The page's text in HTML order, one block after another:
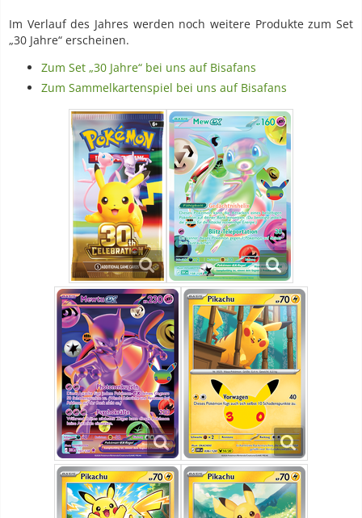
Im Verlauf des Jahres werden noch weitere Produkte zum Set
„30 Jahre“ erscheinen.
Zum Set „30 Jahre“ bei uns auf Bisafans
Zum Sammelkartenspiel bei uns auf Bisafans